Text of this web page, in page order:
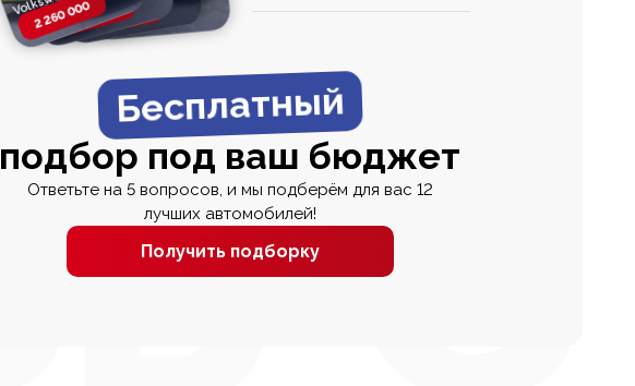
2 260 0002 820 000
2 820 0002 670 000
Бесплатный
подбор под ваш бюджет
Ответьте на 5 вопросов, и мы подберём для вас 12
лучших автомобилей!
Получить подборку